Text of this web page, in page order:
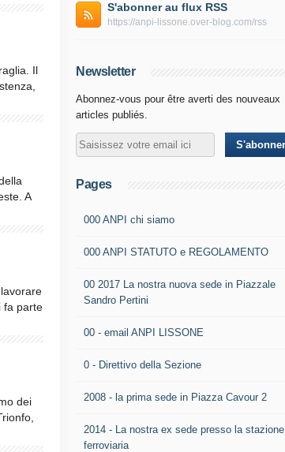
Il
A
fa parte
dei
S'abonner au flux RSS
https://anpi-lissone.over-blog.com/rss
Newsletter
Abonnez-vous pour être averti des nouveaux
articles publiés.
Pages
000 ANPI chi siamo
000 ANPI STATUTO e REGOLAMENTO
00 2017 La nostra nuova sede in Piazzale
Sandro Pertini
00 - email ANPI LISSONE
0 - Direttivo della Sezione
2008 - la prima sede in Piazza Cavour 2
2014 - La nostra ex sede presso la stazione
ferroviaria